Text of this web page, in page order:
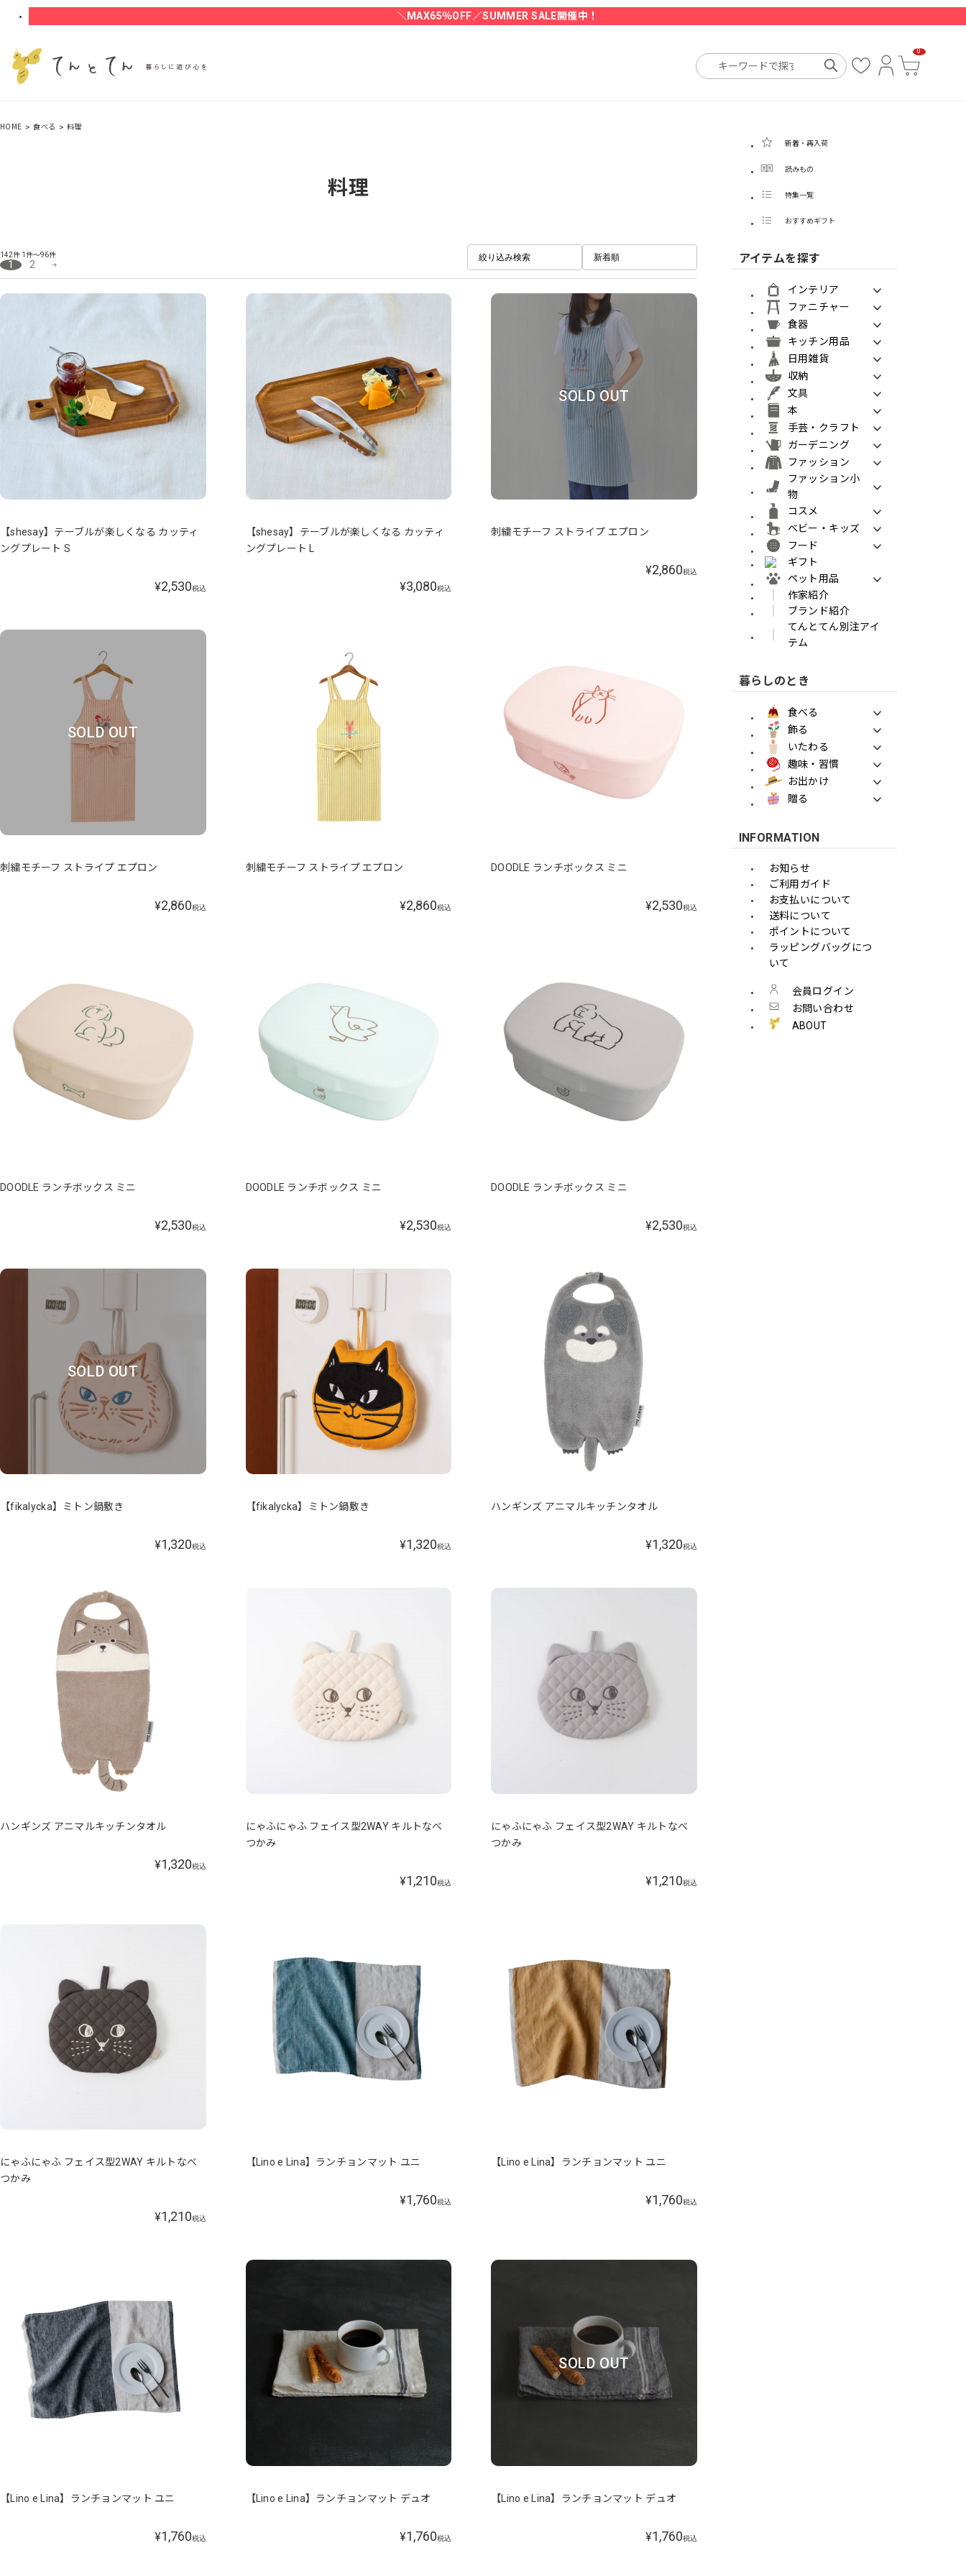
＼MAX65％OFF／SUMMER SALE開催中！
0
HOME 食べる 料理
料理
142件 1件～96件
1 2
絞り込み検索 新着順
【shesay】テーブルが楽しくなる カッティ
ングプレート S
¥2,530税込
【shesay】テーブルが楽しくなる カッティ
ングプレート L
¥3,080税込
SOLD OUT
刺繍モチーフ ストライプ エプロン
¥2,860税込
SOLD OUT
刺繍モチーフ ストライプ エプロン
¥2,860税込
刺繍モチーフ ストライプ エプロン
¥2,860税込
DOODLE ランチボックス ミニ
¥2,530税込
DOODLE ランチボックス ミニ
¥2,530税込
DOODLE ランチボックス ミニ
¥2,530税込
DOODLE ランチボックス ミニ
¥2,530税込
SOLD OUT
【fikalycka】ミトン鍋敷き
¥1,320税込
【fikalycka】ミトン鍋敷き
¥1,320税込
ハンギンズ アニマルキッチンタオル
¥1,320税込
ハンギンズ アニマルキッチンタオル
¥1,320税込
にゃふにゃふ フェイス型2WAY キルトなべ
つかみ
¥1,210税込
にゃふにゃふ フェイス型2WAY キルトなべ
つかみ
¥1,210税込
にゃふにゃふ フェイス型2WAY キルトなべ
つかみ
¥1,210税込
【Lino e Lina】ランチョンマット ユニ
¥1,760税込
【Lino e Lina】ランチョンマット ユニ
¥1,760税込
【Lino e Lina】ランチョンマット ユニ
¥1,760税込
【Lino e Lina】ランチョンマット デュオ
¥1,760税込
SOLD OUT
【Lino e Lina】ランチョンマット デュオ
¥1,760税込
新着・再入荷
読みもの
特集一覧
おすすめギフト
アイテムを探す
インテリア
ファニチャー
食器
キッチン用品
日用雑貨
収納
文具
本
手芸・クラフト
ガーデニング
ファッション
ファッション小
物
コスメ
ベビー・キッズ
フード
ギフト
ペット用品
作家紹介
ブランド紹介
てんとてん別注アイ
テム
暮らしのとき
食べる
飾る
いたわる
趣味・習慣
お出かけ
贈る
INFORMATION
お知らせ
ご利用ガイド
お支払いについて
送料について
ポイントについて
ラッピングバッグにつ
いて
会員ログイン
お問い合わせ
ABOUT